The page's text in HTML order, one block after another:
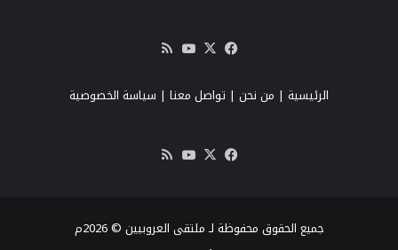
فيسبوك
‫X
‫YouTube
RSS
الرئيسية | من نحن | تواصل معنا | سياسة الخصوصية
فيسبوك
‫X
‫YouTube
جميع الحقوق محفوظة لـ ملتقى العروبيين © 2026م